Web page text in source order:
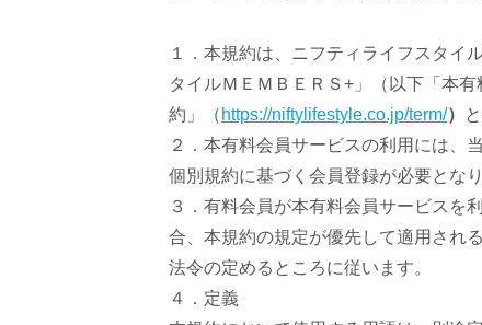
１．本規約は、ニフティライフスタイ
タイルＭＥＭＢＥＲＳ+」（以下「本
約」（ https://niftylifestyle.co.jp/term/）
２．本有料会員サービスの利用には、
個別規約に基づく会員登録が必要となり
３．有料会員が本有料会員サービスを
合、本規約の規定が優先して適用され
法令の定めるところに従います。
４．定義